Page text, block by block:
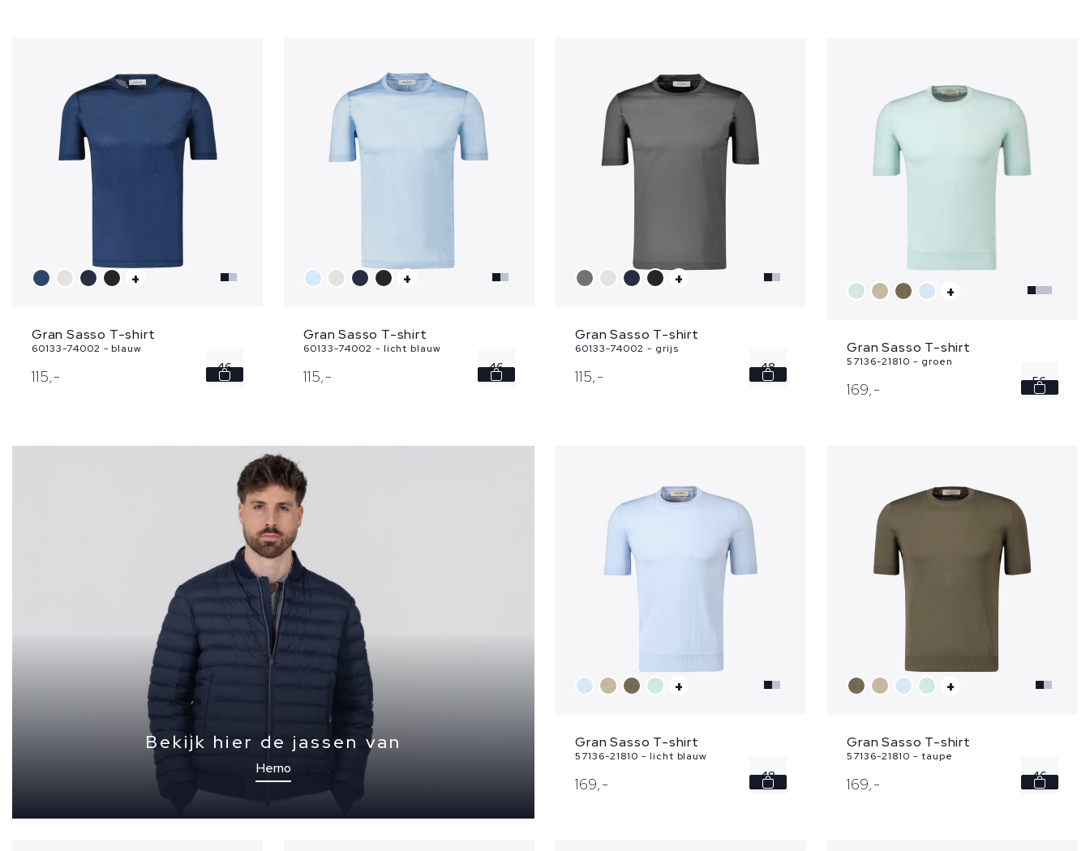
+
Gran Sasso T-shirt
60133-74002 - blauw
115,- 46
+
Gran Sasso T-shirt
60133-74002 - licht blauw
115,- 46
+
Gran Sasso T-shirt
60133-74002 - grijs
115,- 48
+
Gran Sasso T-shirt
57136-21810 - groen
169,- 56
Bekijk hier de jassen van
Herno
+
Gran Sasso T-shirt
57136-21810 - licht blauw
169,- 48
+
Gran Sasso T-shirt
57136-21810 - taupe
169,- 46